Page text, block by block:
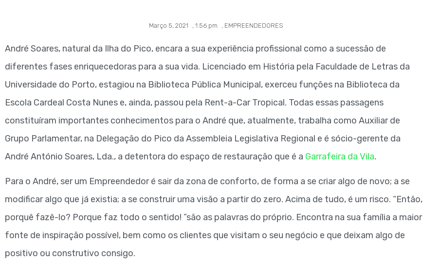
Março 5, 2021 , 1:56 pm , EMPREENDEDORES
André Soares, natural da Ilha do Pico, encara a sua experiência profissional como a sucessão de
diferentes fases enriquecedoras para a sua vida. Licenciado em História pela Faculdade de Letras da
Universidade do Porto, estagiou na Biblioteca Pública Municipal, exerceu funções na Biblioteca da
Escola Cardeal Costa Nunes e, ainda, passou pela Rent-a-Car Tropical. Todas essas passagens
constituíram importantes conhecimentos para o André que, atualmente, trabalha como Auxiliar de
Grupo Parlamentar, na Delegação do Pico da Assembleia Legislativa Regional e é sócio-gerente da
André António Soares, Lda., a detentora do espaço de restauração que é a Garrafeira da Vila.
Para o André, ser um Empreendedor é sair da zona de conforto, de forma a se criar algo de novo; a se
modificar algo que já existia; a se construir uma visão a partir do zero. Acima de tudo, é um risco. “Então,
porquê fazê-lo? Porque faz todo o sentido! ”são as palavras do próprio. Encontra na sua família a maior
fonte de inspiração possível, bem como os clientes que visitam o seu negócio e que deixam algo de
positivo ou construtivo consigo.